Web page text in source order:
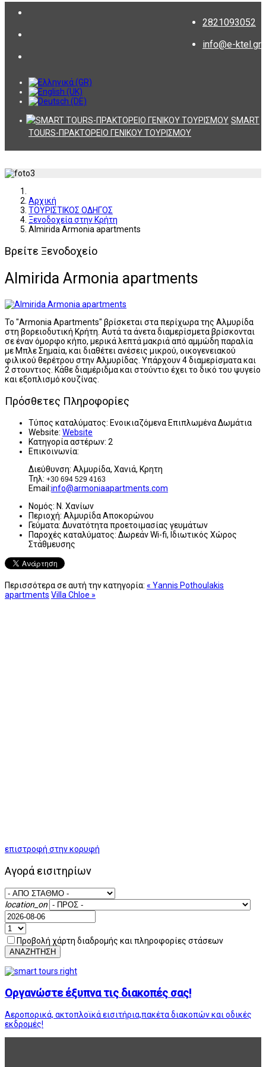
2821093052
info@e-ktel.gr
SMART
TOURS-ΠΡΑΚΤΟΡΕΙΟ ΓΕΝΙΚΟΥ ΤΟΥΡΙΣΜΟΥ
Αρχική
ΤΟΥΡΙΣΤΙΚΟΣ ΟΔΗΓΟΣ
Ξενοδοχεία στην Κρήτη
Almirida Armonia apartments
Βρείτε Ξενοδοχείο
Almirida Armonia apartments
Το "Armonia Apartments" βρίσκεται στα περίχωρα της Αλμυρίδα
στη βορειοδυτική Κρήτη. Αυτά τα άνετα διαμερίσμετα βρίσκονται
σε έναν όμορφο κήπο, μερικά λεπτά μακριά από αμμώδη παραλία
με Μπλε Σημαία, και διαθέτει ανέσεις μικρού, οικογενειακού
φιλικού θερέτρου στην Αλμυρίδας. Υπάρχουν 4 διαμερίσματα και
2 στουντιος. Κάθε διαμέριδμα και στούντιο έχει το δικό του ψυγείο
και εξοπλισμό κουζίνας.
Πρόσθετες Πληροφορίες
Τύπος καταλύματος: Ενοικιαζόμενα Επιπλωμένα Δωμάτια
Website: Website
Κατηγορία αστέρων: 2
Επικοινωνία:
Διεύθυνση: Αλμυρίδα, Χανιά, Κρητη
Τηλ: +30 694 529 4163
Email:info@armoniaapartments.com
Νομός: Ν. Χανίων
Περιοχή: Αλμυρίδα Αποκορώνου
Γεύματα: Δυνατότητα προετοιμασίας γευμάτων
Παροχές καταλύματος: Δωρεάν Wi-fi, Ιδιωτικός Χώρος
Στάθμευσης
Περισσότερα σε αυτή την κατηγορία: « Yannis Pothoulakis
apartments Villa Chloe »
επιστροφή στην κορυφή
Αγορά εισιτηρίων
location_on
Προβολή χάρτη διαδρομής και πληροφορίες στάσεων
ΑΝΑΖΗΤΗΣΗ
Οργανώστε έξυπνα τις διακοπές σας!
Αεροπορικά, ακτοπλοϊκά εισιτήρια,πακέτα διακοπών και οδικές
εκδρομές!